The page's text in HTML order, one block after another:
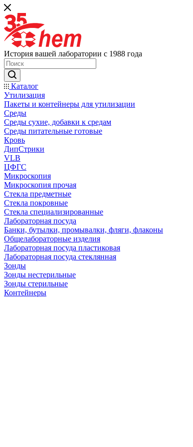
История вашей лаборатории с 1988 года
Каталог
Утилизация
Пакеты и контейнеры для утилизации
Среды
Среды сухие, добавки к средам
Среды питательные готовые
Кровь
ДипСтрики
VLB
ЦФГС
Микроскопия
Микроскопия прочая
Стекла предметные
Стекла покровные
Стекла специализированные
Лабораторная посуда
Банки, бутылки, промывалки, фляги, флаконы
Общелабораторные изделия
Лабораторная посуда пластиковая
Лабораторная посуда стеклянная
Зонды
Зонды нестерильные
Зонды стерильные
Контейнеры